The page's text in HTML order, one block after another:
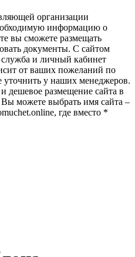
организации
информацию о
вы сможете размещать
документы. С сайтом
служба и личный кабинет
от ваших пожеланий по
у наших менеджеров.
дешевое размещение сайта в
можете выбрать имя сайта –
где вместо *